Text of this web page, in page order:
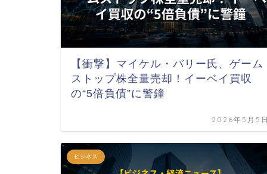
【衝撃】マイケル・バリー氏、ゲーム
ストップ株全量売却！イーベイ買収
の“5倍負債”に警鐘
2026年5月5
ビジネス